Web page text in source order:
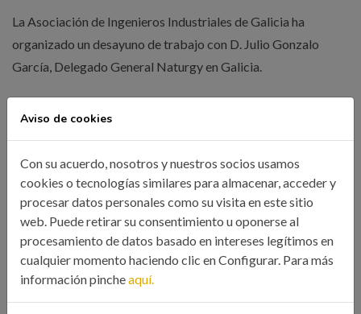
La Asociación de Ingenieros Industriales de Galicia ha
organizado un desayuno de trabajo con D. Julio Gonzalo
García, Delegado General Naturgy en Galicia.
LEER MÁS
Aviso de cookies
Con su acuerdo, nosotros y nuestros socios usamos
cookies o tecnologías similares para almacenar, acceder y
procesar datos personales como su visita en este sitio
web. Puede retirar su consentimiento u oponerse al
procesamiento de datos basado en intereses legítimos en
cualquier momento haciendo clic en Configurar. Para más
información pincheaquí.